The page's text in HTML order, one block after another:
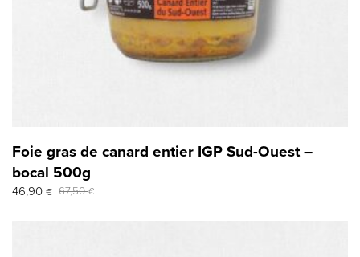
Foie gras de canard entier IGP Sud-Ouest –
bocal 500g
67,50€
Le
46,90 €
Le